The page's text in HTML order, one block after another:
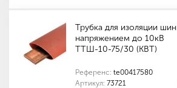
Трубка для изоляции шин
напряжением до 10кВ
ТТШ-10-75/30 (КВТ)
Референс: te00417580
Артикул: 73721